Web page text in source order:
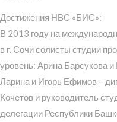
Достижения НВС «БИС»:
В 2013 году на
в г. Сочи солисты студии
уровень: Арина Барсукова
Ларина и Игорь Ефимов –
Кочетов и руководитель
делегации Республики